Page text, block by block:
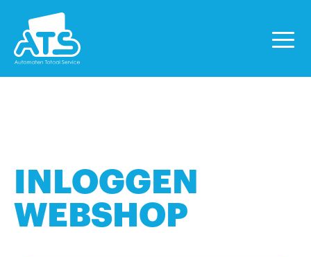
INLOGGEN
WEBSHOP